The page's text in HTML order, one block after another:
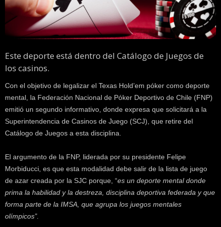
Este deporte está dentro del Catálogo de Juegos de
los casinos.
Con el objetivo de legalizar el Texas Hold’em póker como deporte
mental, la Federación Nacional de Póker Deportivo de Chile (FNP)
emitió un segundo informativo, donde expresa que solicitará a la
Superintendencia de Casinos de Juego (SCJ), que retire del
Catálogo de Juegos a esta disciplina.
El argumento de la FNP, liderada por su presidente Felipe
Morbiducci, es que esta modalidad debe salir de la lista de juego
de azar creada por la SJC porque, “es un deporte mental donde
prima la habilidad y la destreza, disciplina deportiva federada y que
forma parte de la IMSA, que agrupa los juegos mentales
olímpicos”.